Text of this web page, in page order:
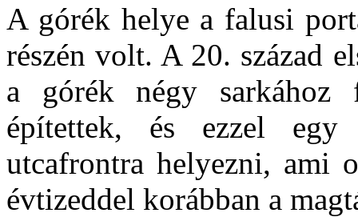
A górék helye a falusi
részén volt. A 20. század
a górék négy sarkához
építettek, és ezzel egy
utcafrontra helyezni, ami
évtizeddel korábban a